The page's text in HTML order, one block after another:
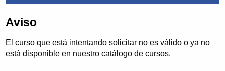
Aviso
El curso que está intentando solicitar no es válido o ya no
está disponible en nuestro catálogo de cursos.